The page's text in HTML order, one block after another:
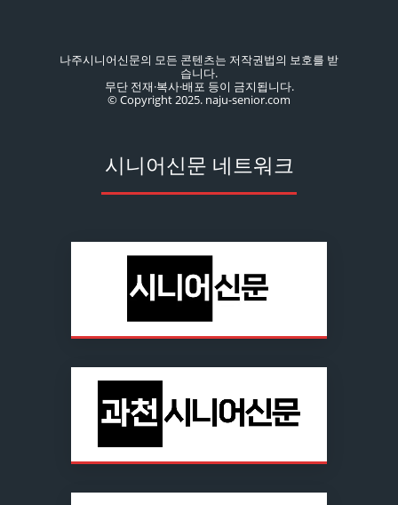
나주시니어신문의 모든 콘텐츠는 저작권법의 보호를 받
습니다.
무단 전재·복사·배포 등이 금지됩니다.
© Copyright 2025. naju-senior.com
시니어신문 네트워크